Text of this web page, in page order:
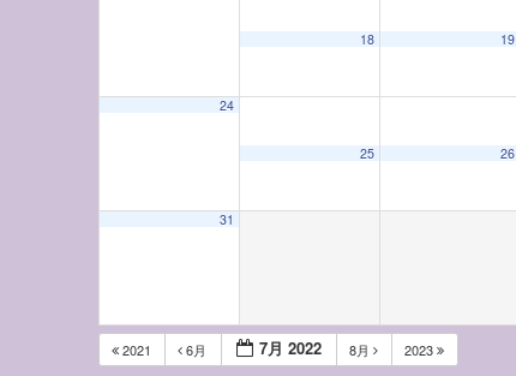
18 19
24
25 26
31
2021 6月 7月 2022 8月 2023